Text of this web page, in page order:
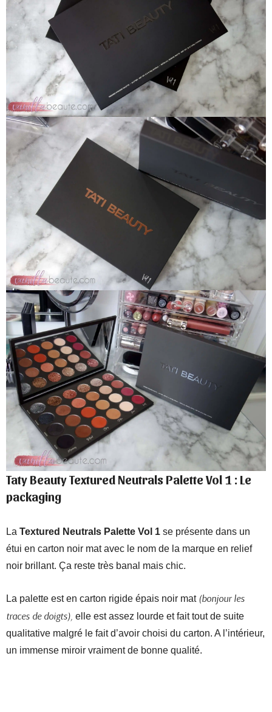
Taty Beauty Textured Neutrals Palette Vol 1 : Le
packaging
La Textured Neutrals Palette Vol 1 se présente dans un
étui en carton noir mat avec le nom de la marque en relief
noir brillant. Ça reste très banal mais chic.
La palette est en carton rigide épais noir mat (bonjour les
traces de doigts), elle est assez lourde et fait tout de suite
qualitative malgré le fait d’avoir choisi du carton. A l’intérieur,
un immense miroir vraiment de bonne qualité.